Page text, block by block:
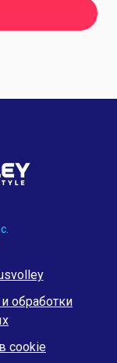
обработки
cookie